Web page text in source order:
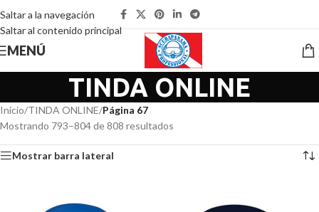
Saltar a la navegación
Saltar al contenido principal
MENÚ
TINDA ONLINE
Inicio/TINDA ONLINE/Página 67
Mostrando 793–804 de 808 resultados
Mostrar barra lateral